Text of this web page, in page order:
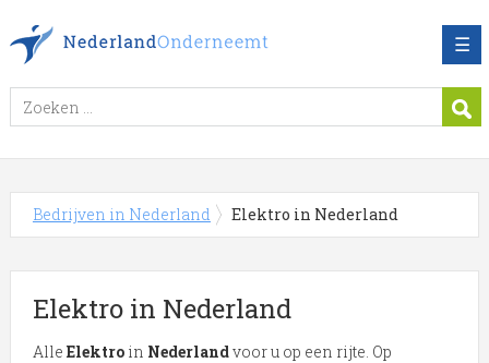
☰
Bedrijven in Nederland Elektro in Nederland
Elektro in Nederland
Alle Elektroin Nederlandvoor u op een rijte. Op